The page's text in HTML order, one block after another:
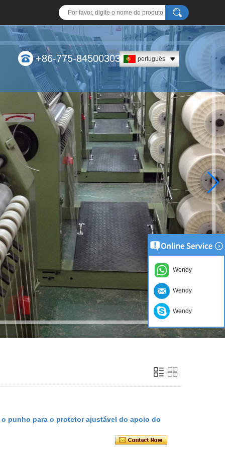
+86-775-84500303 português
punho para o protetor ajustável do apoio do
Wendy
Wendy
Wendy